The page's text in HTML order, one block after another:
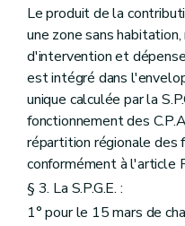
Le produit de la
une zone sans
d'intervention et
est intégré dans
unique calculée par la
fonctionnement des
répartition régionale des
conformément à l'article
§ 3. La S.P.G.E. :
1° pour le 15 mars de